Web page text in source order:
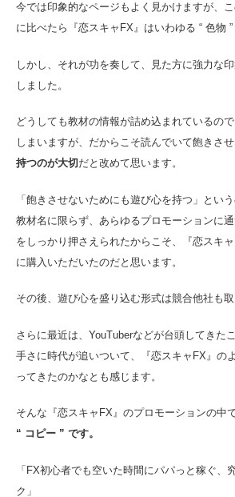
今では印象的なページもよく見かけますが、
に比べたら『恋スキャFX』はいわゆる “ 色物 ”
しかし、それが功を奏して、見た方に強力な
しました。
どうしても教材の情報が詰め込まれているの
しまいますが、だからこそ読んでいて飽きさせ
持つのが大切 だと改めて思います。
「飽きさせないためにも遊び心を持つ」とい
教材名に限らず、あらゆるプロモーションに
をしっかり押さえられたからこそ、『恋スキ
に購入いただいたのだと思います。
その後、遊び心を盛り込む形式は競合他社も取
さらに最近は、YouTuberなどが台頭してきた
手さに時代が追いついて、『恋スキャFX』の
ってきたのかなとも感じます。
そんな『恋スキャFX』のプロモーションの中で
“ コピー ” です。
「FX初心者でも空いた時間にパパっと稼ぐ、
ク」